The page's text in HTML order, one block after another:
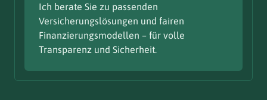
Ich berate Sie zu passenden
Versicherungslösungen und fairen
Finanzierungsmodellen – für volle
Transparenz und Sicherheit.